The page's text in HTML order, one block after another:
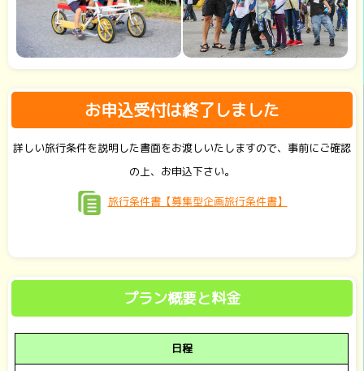
お申込受付は終了しました
詳しい旅行条件を説明した書面をお渡しいたしますので、事前にご確認
の上、お申込下さい。
旅行条件書【募集型企画旅行条件書】
プラン概要と料金
日程